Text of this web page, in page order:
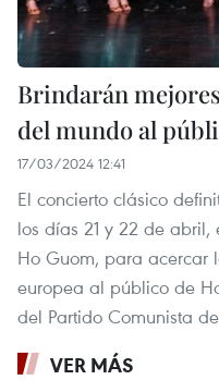
Brindarán
del mundo al
17/03/2024 12:41
El concierto clásico
los días 21 y 22 de
Ho Guom, para acercar
europea al público de
del Partido Comunista
VER MÁS